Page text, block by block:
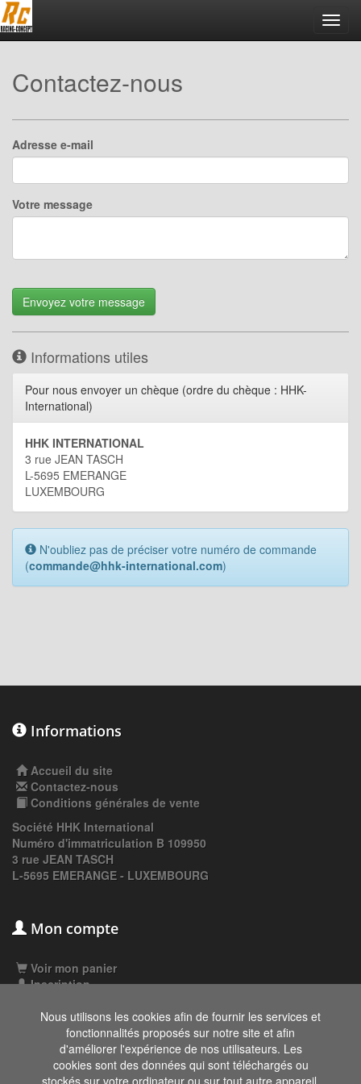
Contactez-nous
Adresse e-mail
Votre message
Envoyez votre message
Informations utiles
Pour nous envoyer un chèque (ordre du chèque : HHK-
International)
HHK INTERNATIONAL
3 rue JEAN TASCH
L-5695 EMERANGE
LUXEMBOURG
N'oubliez pas de préciser votre numéro de commande
(commande@hhk-international.com)
Informations
Accueil du site
Contactez-nous
Conditions générales de vente
Société HHK International
Numéro d'immatriculation B 109950
3 rue JEAN TASCH
L-5695 EMERANGE - LUXEMBOURG
Mon compte
Voir mon panier
Inscription
Les données affichées ici, particulièrement la
base de donnée complète, ne doivent pas être
Nous utilisons les cookies afin de fournir les services et
fonctionnalités proposés sur notre site et afin
d'améliorer l'expérience de nos utilisateurs. Les
cookies sont des données qui sont téléchargés ou
stockés sur votre ordinateur ou sur tout autre appareil.